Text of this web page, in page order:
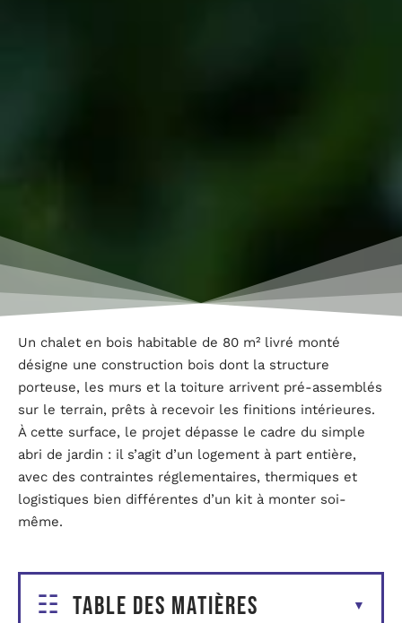
Un chalet en bois habitable de 80 m² livré monté
désigne une construction bois dont la structure
porteuse, les murs et la toiture arrivent pré-assemblés
sur le terrain, prêts à recevoir les finitions intérieures.
À cette surface, le projet dépasse le cadre du simple
abri de jardin : il s’agit d’un logement à part entière,
avec des contraintes réglementaires, thermiques et
logistiques bien différentes d’un kit à monter soi-
même.
Table des matières